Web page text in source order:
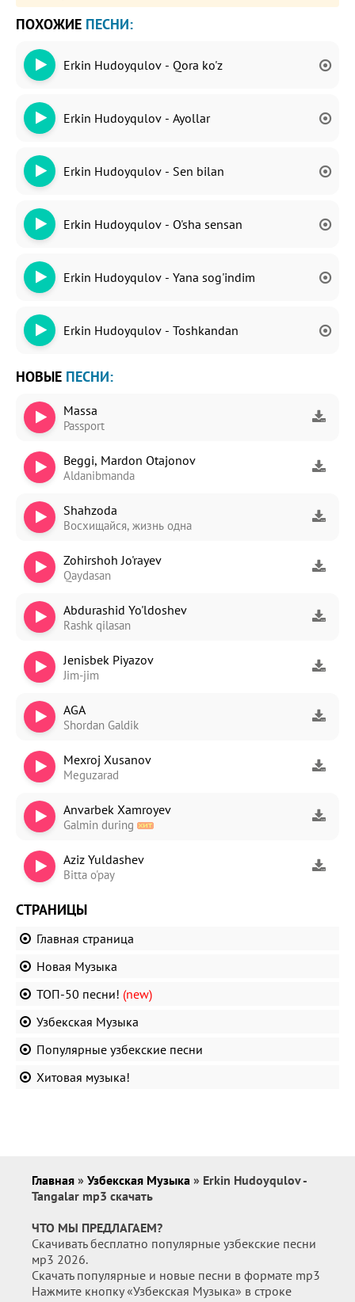
ПОХОЖИЕ ПЕСНИ:
Erkin Hudoyqulov - Qora ko'z
Erkin Hudoyqulov - Ayollar
Erkin Hudoyqulov - Sen bilan
Erkin Hudoyqulov - O'sha sensan
Erkin Hudoyqulov - Yana sog'indim
Erkin Hudoyqulov - Toshkandan
НОВЫЕ ПЕСНИ:
Massa
Passport
Beggi, Mardon Otajonov
Aldanibmanda
Shahzoda
Восхищайся, жизнь одна
Zohirshoh Jo'rayev
Qaydasan
Abdurashid Yo'ldoshev
Rashk qilasan
Jenisbek Piyazov
Jim-jim
AGA
Shordan Galdik
Mexroj Xusanov
Meguzarad
Anvarbek Xamroyev
Galmin during
Aziz Yuldashev
Bitta o'pay
СТРАНИЦЫ
Главная страница
Новая Музыка
ТОП-50 песни! (new)
Узбекская Музыка
Популярные узбекские песни
Хитовая музыка!
Главная » Узбекская Музыка » Erkin Hudoyqulov -
Tangalar mp3 скачать
ЧТО МЫ ПРЕДЛАГАЕМ?
Скачивать бесплатно популярные узбекские песни
мр3 2026.
Скачать популярные и новые песни в формате mp3
Нажмите кнопку «Узбекская Музыка» в строке